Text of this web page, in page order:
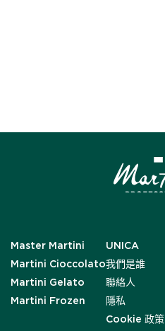
Master Martini
Martini Cioccolato
Martini Gelato
Martini Frozen
UNICA
我們是誰
聯絡人
隱私
Cookie 政策